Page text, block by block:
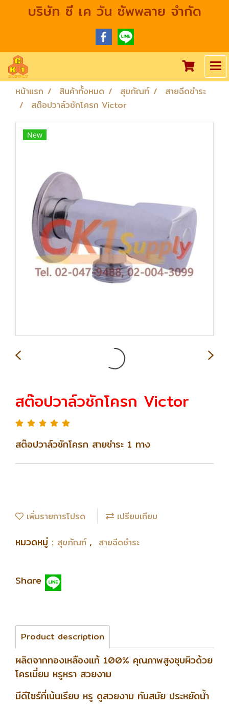
บริษัท ซี เค วัน ซัพพลาย จำกัด
หน้าแรก สินค้าทั้งหมด สุขภัณฑ์
สายฉีดชำระ
สต๊อปวาล์วชักโครก Victor
New
สต๊อปวาล์วชักโครก Victor
สต๊อปวาล์วชักโครก สายชำระ 1 ทาง
เพิ่มรายการโปรด เปรียบเทียบ
หมวดหมู่ : สุขภัณฑ์ , สายฉีดชำระ
Share
Product description
ผลิตจากทองเหลืองแท้ 100% คุณภาพสูงชุบผิวด้วย
โครเมี่ยม หรูหรา สวยงาม
มีดีไซร์ที่เน้นเรียบ หรู ดูสวยงาม ทันสมัย ประหยัดน้ำ